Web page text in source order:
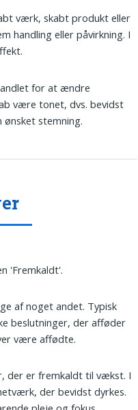
værk, skabt produkt eller
handling eller påvirkning. I
for at ændre
være tonet, dvs. bevidst
stemning.
'Fremkaldt'.
af noget andet. Typisk
beslutninger, der afføder
være affødte.
der er fremkaldt til vækst. I
der bevidst dyrkes.